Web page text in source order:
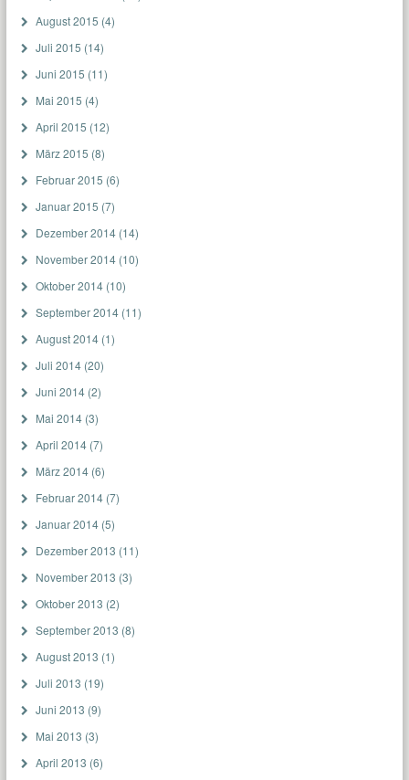
August 2015 (4)
Juli 2015 (14)
Juni 2015 (11)
Mai 2015 (4)
April 2015 (12)
März 2015 (8)
Februar 2015 (6)
Januar 2015 (7)
Dezember 2014(14)
November 2014(10)
Oktober 2014(10)
September 2014(11)
August 2014(1)
Juli 2014(20)
Juni 2014(2)
Mai 2014(3)
April 2014(7)
März 2014(6)
Februar 2014(7)
Januar 2014(5)
Dezember 2013 (11)
November 2013 (3)
Oktober 2013 (2)
September 2013 (8)
August 2013 (1)
Juli 2013 (19)
Juni 2013 (9)
Mai 2013 (3)
April 2013 (6)